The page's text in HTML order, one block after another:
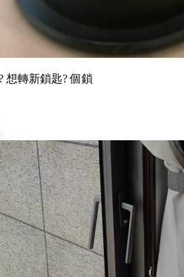
想轉新鎖匙? 個鎖